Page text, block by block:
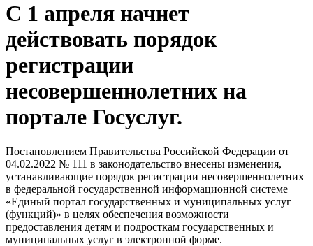
C 1 апреля начнет
действовать порядок
регистрации
несовершеннолетних на
портале Госуслуг.
Постановлением Правительства Российской Федерации от
04.02.2022 № 111 в законодательство внесены изменения,
устанавливающие порядок регистрации несовершеннолетних
в федеральной государственной информационной системе
«Единый портал государственных и муниципальных услуг
(функций)» в целях обеспечения возможности
предоставления детям и подросткам государственных и
муниципальных услуг в электронной форме.